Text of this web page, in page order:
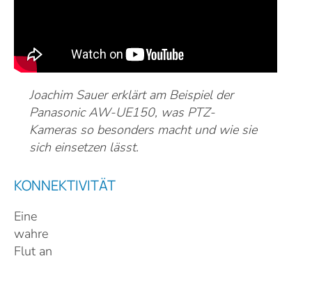
Joachim Sauer erklärt am Beispiel der
Panasonic AW-UE150, was PTZ-
Kameras so besonders macht und wie sie
sich einsetzen lässt.
KONNEKTIVITÄT
Eine
wahre
Flut an